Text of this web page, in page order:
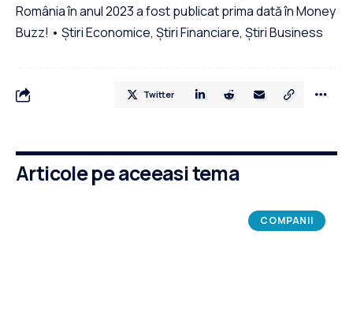
România în anul 2023 a fost publicat prima dată în Money
Buzz! • Știri Economice, Știri Financiare, Știri Business
Twitter
Articole pe aceeasi tema
COMPANII